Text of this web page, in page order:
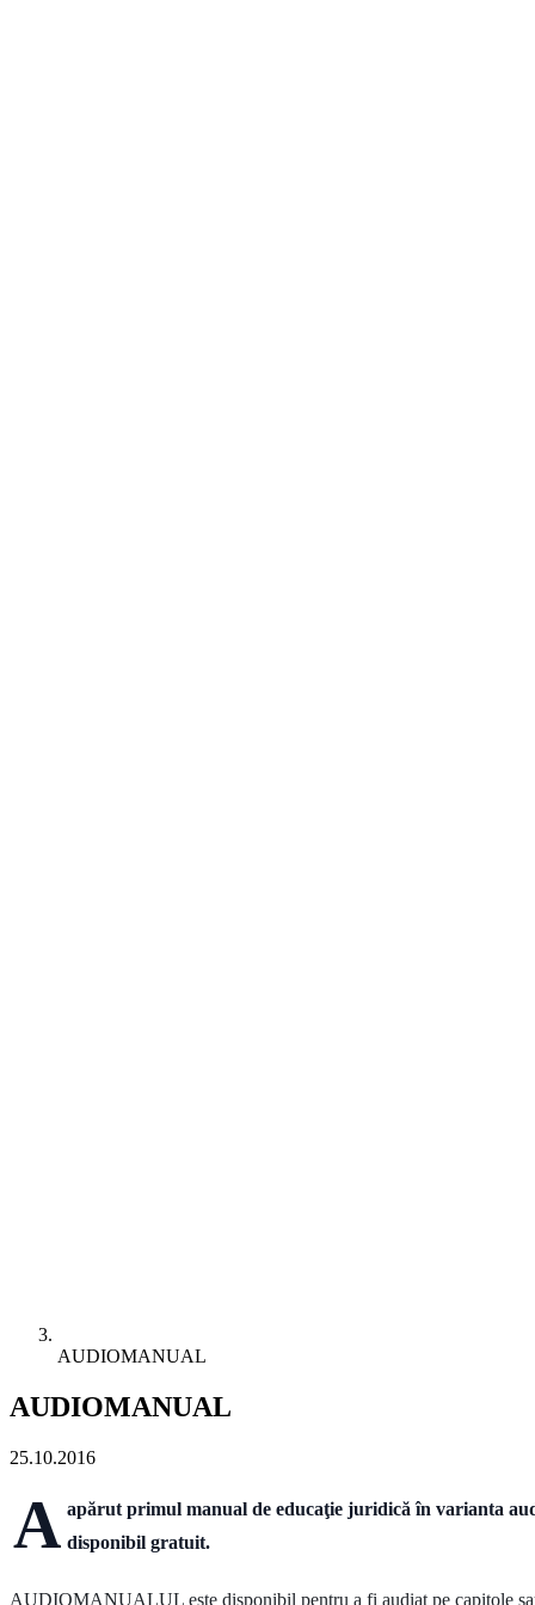
AUDIOMANUAL
AUDIOMANUAL
25.10.2016
A apărut primul manual de educaţie juridică în varianta
disponibil gratuit.
AUDIOMANUALUL este disponibil pentru a fi audiat pe capitole